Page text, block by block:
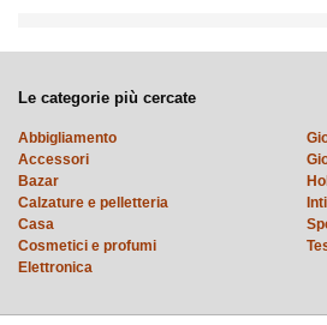
Le categorie più cercate
Abbigliamento
Accessori
Bazar
Calzature e pelletteria
Casa
Cosmetici e profumi
Elettronica